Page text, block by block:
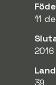
11
2016